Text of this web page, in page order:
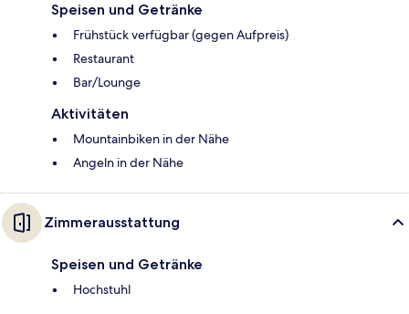
Speisen und Getränke
Frühstück verfügbar (gegen Aufpreis)
Restaurant
Bar/Lounge
Aktivitäten
Mountainbiken in der Nähe
Angeln in der Nähe
Zimmerausstattung
Speisen und Getränke
Hochstuhl